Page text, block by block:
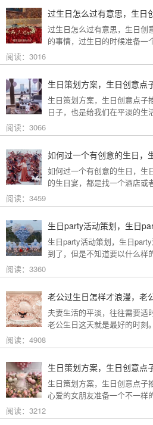
去野餐之前。现在大家知道生
到男孩在大LED屏幕上给女孩
过生日怎么过有意思，生日
过生日怎么过有意思，生日创
的事情，过生日的时候准备一
生日过的更有惊喜，更加难
公司为大家整理了一些关于过
阅读：3016
生日策划方案，生日创意点
生日策划方案，生日创意点子
日子，也是给我们在平淡的生
寻常的刺激，在这个特殊的
有一个近在咫尺触手可及的小
阅读：3066
如何过一个有创意的生日，
如何过一个有创意的生日，生
的生日宴，都是找一个酒店或
样过生日未免有些俗套了，
着礼帮帮生日策划公司为大家
阅读：3459
生日party活动策划，生日
生日party活动策划，生日
到了，但是不知道要以什么样
其实最经典的生日惊喜莫过
礼帮帮生日策划公司为大家整
阅读：3360
老公过生日怎样才浪漫，老
夫妻生活的平淡，往往需要适
老公生日这天就是最好的时刻
人们，可要抓住机会了。那
下面就来看看礼帮帮生日策划
阅读：4908
生日策划方案，生日创意点
生日策划方案，生日创意点子
心爱的女朋友准备一个不一样
生日策划吧，下面就和礼帮
生日的相关内容，一起来了解
阅读：3212